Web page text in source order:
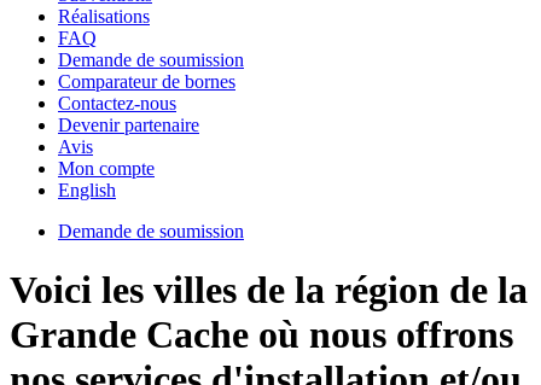
Réalisations
FAQ
Demande de soumission
Comparateur de bornes
Contactez-nous
Devenir partenaire
Avis
Mon compte
English
Demande de soumission
Voici les villes de la région de la
Grande Cache où nous offrons